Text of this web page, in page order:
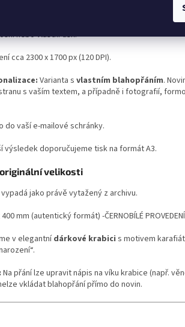
(PNG/JPG)
nebo vlastní tisk.
cca 2300 x 1700 px (120 DPI).
Varianta s vlastním blahopřáním.
s vaším textem, a případně i fotografií,
do vaší e-mailové schránky.
výsledek doporučujeme tisk na formát A3.
velikosti
jako právě vytažený z archivu.
400 mm (autentický formát) -ČERNOBÍLÉ PROVEDENÍ
v elegantnídárkové krabici s motivem
Na přání lze upravit nápis na víku krabice (např.
vkládat blahopřání přímo do novin.